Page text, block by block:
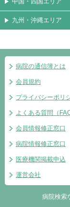
九州・沖縄エリア
病院の通信簿とは
会員規約
プライバシーポリ
よくある質問（
会員情報修正窓口
病院情報修正窓口
医療機関掲載申込
運営会社
病院検索